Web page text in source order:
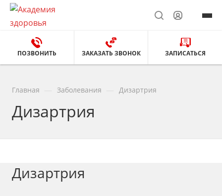
ПОЗВОНИТЬ ЗАКАЗАТЬ ЗВОНОК ЗАПИСАТЬСЯ
Главная Заболевания Дизартрия
Дизартрия
Дизартрия